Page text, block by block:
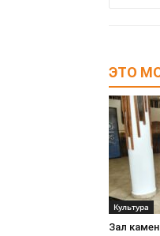
ЭТО
Культура
Зал